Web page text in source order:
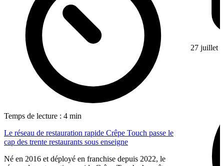
Temps de lecture : 4 min
Le réseau de restauration rapide Crêpe Touch passe le
cap des trente restaurants sous enseigne
Né en 2016 et déployé en franchise depuis 2022, le
27 juillet